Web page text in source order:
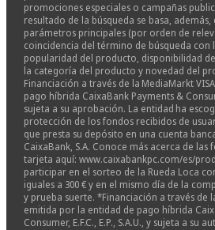
promociones especiales o campañas
resultado de la búsqueda se basa, además,
parámetros principales (por orden de
coincidencia del término de búsqueda con
popularidad del producto, disponibilidad
la categoría del producto y novedad del
Financiación a través de la MediaMarkt
pago híbrida CaixaBank Payments &
sujeta a su aprobación. La entidad ha
protección de los fondos recibidos de
que presta su depósito en una cuenta
CaixaBank, S.A. Conoce más acerca de
tarjeta aquí: www.caixabankpc.com/es/
participar en el sorteo de la Rueda Loca
iguales a 300 € y en el mismo día de la
y prueba suerte. *Financiación a través de
emitida por la entidad de pago híbrida
Consumer, E.F.C., E.P., S.A.U., y sujeta a su